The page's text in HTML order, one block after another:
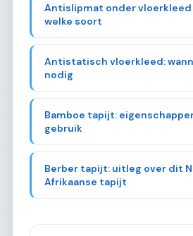
Antislipmat onder vloerkleed
welke soort
Antistatisch vloerkleed:
nodig
Bamboe tapijt:
gebruik
Berber tapijt: uitleg over dit
Afrikaanse tapijt